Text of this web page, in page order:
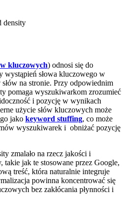
density
kluczowych) odnosi się do
wystąpień słowa kluczowego w
na stronie. Przy odpowiednim
pomaga wyszukiwarkom zrozumieć
i pozycję w wynikach
użycie słów kluczowych może
jako keyword stuffing, co może
wyszukiwarek i obniżać pozycję
zmalało na rzecz jakości i
takie jak te stosowane przez Google,
treść, która naturalnie integruje
powinna koncentrować się
bez zakłócania płynności i